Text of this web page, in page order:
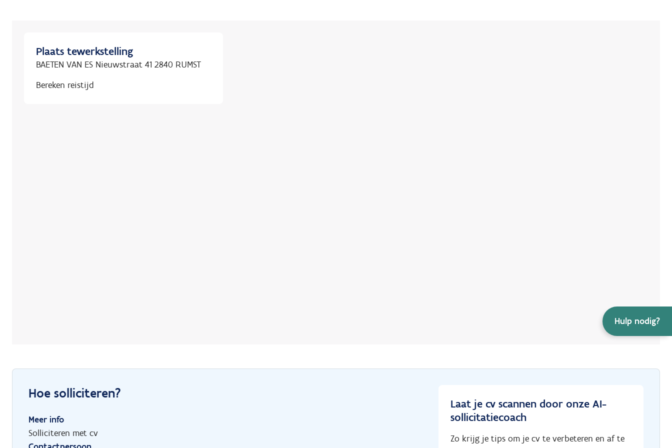
Hulp nodig?
–
Plaats tewerkstelling
BAETEN VAN ES Nieuwstraat 41 2840 RUMST
Bereken reistijd
Hoe solliciteren?
Meer info
Solliciteren met cv
Laat je cv scannen door onze AI-
sollicitatiecoach
Zo krijg je tips om je cv te verbeteren en af te